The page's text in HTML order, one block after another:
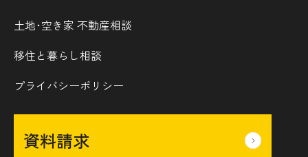
土地･空き家 不動産相談
移住と暮らし相談
プライバシーポリシー
資料請求